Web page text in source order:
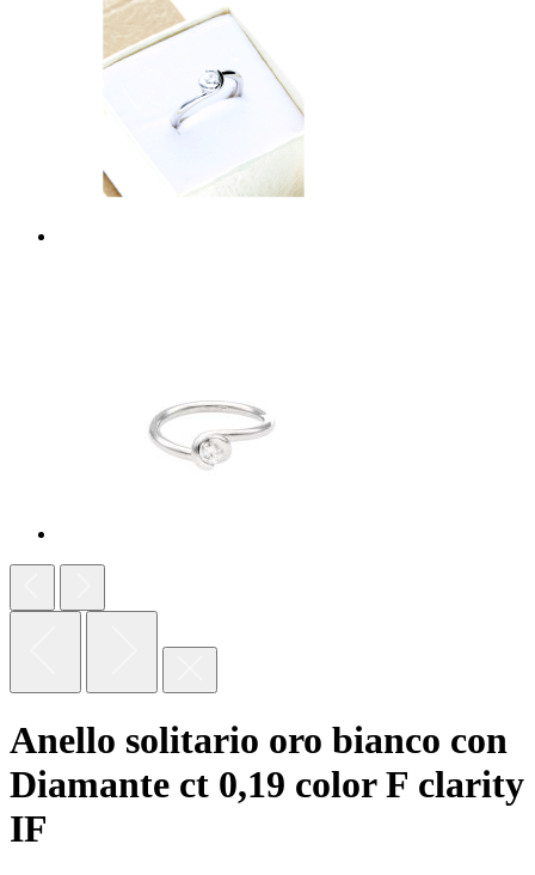
Anello solitario oro bianco con
Diamante ct 0,19 color F clarity
IF